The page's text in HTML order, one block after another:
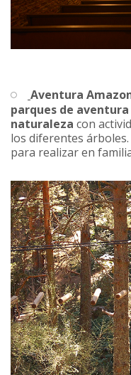
Aventura
parques de aventura
naturaleza con
los diferentes
para realizar en